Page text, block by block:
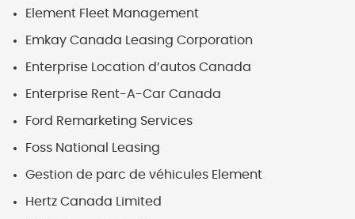
Element Fleet Management
Emkay Canada Leasing Corporation
Enterprise Location d’autos Canada
Enterprise Rent-A-Car Canada
Ford Remarketing Services
Foss National Leasing
Gestion de parc de véhicules Element
Hertz Canada Limited